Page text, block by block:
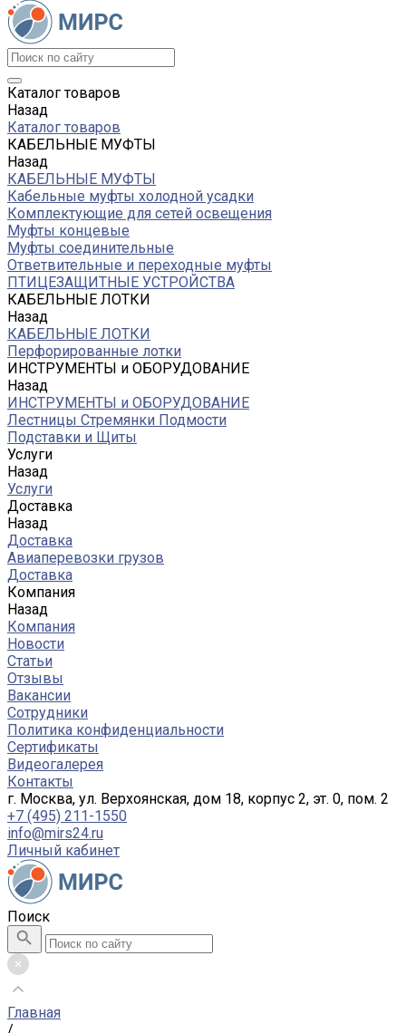
Каталог товаров
Назад
Каталог товаров
КАБЕЛЬНЫЕ МУФТЫ
Назад
КАБЕЛЬНЫЕ МУФТЫ
Кабельные муфты холодной усадки
Комплектующие для сетей освещения
Муфты концевые
Муфты соединительные
Ответвительные и переходные муфты
ПТИЦЕЗАЩИТНЫЕ УСТРОЙСТВА
КАБЕЛЬНЫЕ ЛОТКИ
Назад
КАБЕЛЬНЫЕ ЛОТКИ
Перфорированные лотки
ИНСТРУМЕНТЫ и ОБОРУДОВАНИЕ
Назад
ИНСТРУМЕНТЫ и ОБОРУДОВАНИЕ
Лестницы Стремянки Подмости
Подставки и Щиты
Услуги
Назад
Услуги
Доставка
Назад
Доставка
Авиаперевозки грузов
Доставка
Компания
Назад
Компания
Новости
Статьи
Отзывы
Вакансии
Сотрудники
Политика конфиденциальности
Сертификаты
Видеогалерея
Контакты
г. Москва, ул. Верхоянская, дом 18, корпус 2, эт. 0, пом. 2
+7 (495) 211-1550
info@mirs24.ru
Личный кабинет
Поиск
Главная